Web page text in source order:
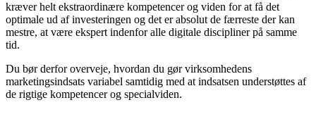
kræver helt ekstraordinære kompetencer og viden for at få det
optimale ud af investeringen og det er absolut de færreste der kan
mestre, at være ekspert indenfor alle digitale discipliner på samme
tid.
Du bør derfor overveje, hvordan du gør virksomhedens
marketingsindsats variabel samtidig med at indsatsen understøttes af
de rigtige kompetencer og specialviden.